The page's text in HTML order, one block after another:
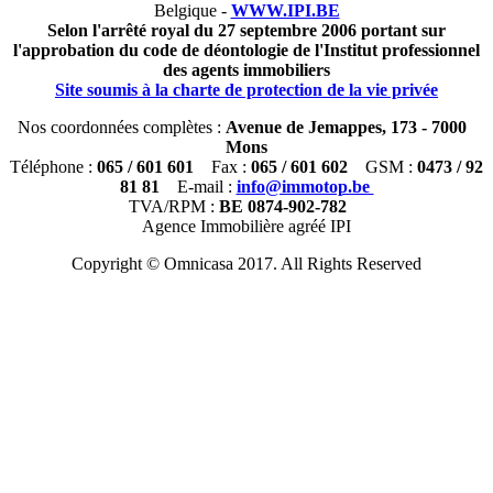
Belgique - WWW.IPI.BE
Selon l'arrêté royal du 27 septembre 2006 portant sur
l'approbation du code de déontologie de l'Institut professionnel
des agents immobiliers
Site soumis à la charte de protection de la vie privée
Nos coordonnées complètes : Avenue de Jemappes, 173 - 7000
Mons
Téléphone : 065 / 601 601 Fax : 065 / 601 602 GSM : 0473 / 92
81 81 E-mail : info@immotop.be
TVA/RPM : BE 0874-902-782
Agence Immobilière agréé IPI
Copyright © Omnicasa 2017. All Rights Reserved